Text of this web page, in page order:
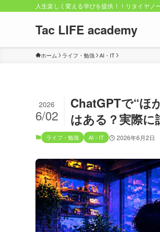
人生楽しく変える学びを提供！！リタイヤ
Tac LIFE academy
ホーム ライフ・勉強 AI・IT
ChatGPTで“ほ
はある？実際
2026
6/02
ライフ・勉強 AI・IT 2026年6月2日